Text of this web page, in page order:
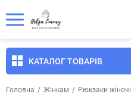
КАТАЛОГ ТОВАРІВ
Головна / Жінкам / Рюкзаки жіночі